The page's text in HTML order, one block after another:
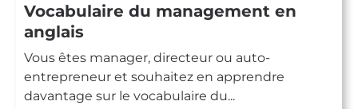
Vocabulaire du management en
anglais
Vous êtes manager, directeur ou auto-
entrepreneur et souhaitez en apprendre
davantage sur le vocabulaire du...